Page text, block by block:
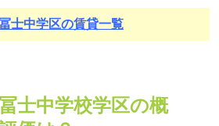
士中学区の賃貸一覧
士中学校学区の概